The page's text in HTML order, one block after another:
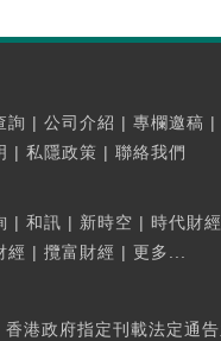
詢 | 公司介紹 | 專欄邀稿 |
| 私隱政策 | 聯絡我們
| 和訊 | 新時空 | 時代財經
經 | 攬富財經 | 更多...
香港政府指定刊載法定通